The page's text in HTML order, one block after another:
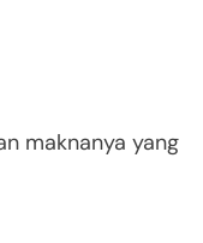
maknanya yang